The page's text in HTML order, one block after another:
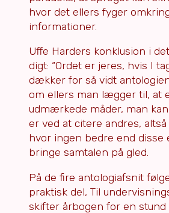
hvor det ellers fyger
informationer.
Uffe Harders konklusion i
digt: “Ordet er jeres, hvis I
dækker for så vidt
om ellers man lægger til, at
udmærkede måder, man
er ved at citere andres,
hvor ingen bedre end disse
bringe samtalen på gled.
På de fire antologiafsnit
praktisk del, Til
skifter årbogen for en stund